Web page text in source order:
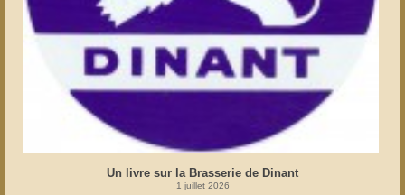
Un livre sur la Brasserie de Dinant
1 juillet 2026